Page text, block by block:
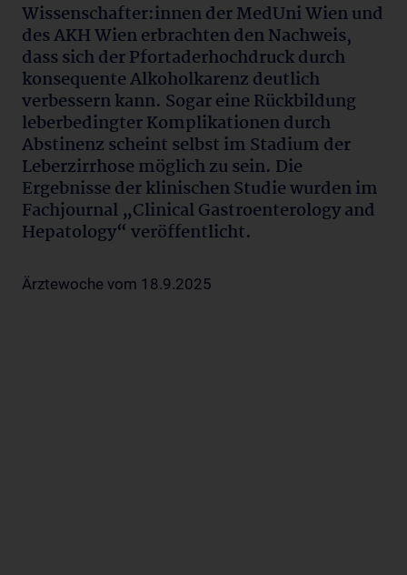
Wissenschafter:innen der MedUni Wien und
des AKH Wien erbrachten den Nachweis,
dass sich der Pfortaderhochdruck durch
konsequente Alkoholkarenz deutlich
verbessern kann. Sogar eine Rückbildung
leberbedingter Komplikationen durch
Abstinenz scheint selbst im Stadium der
Leberzirrhose möglich zu sein. Die
Ergebnisse der klinischen Studie wurden im
Fachjournal „Clinical Gastroenterology and
Hepatology“ veröffentlicht.
Ärztewoche vom 18.9.2025